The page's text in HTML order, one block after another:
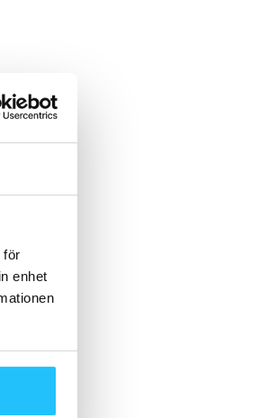
för
enhet